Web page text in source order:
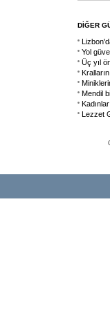
DİĞER
Yol
Üç yıl
Mendil
Lezzet